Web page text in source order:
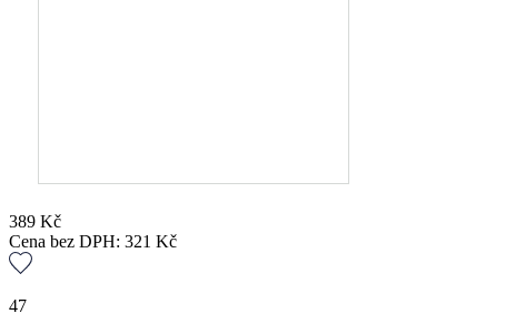
389 Kč
Cena bez DPH: 321 Kč
47